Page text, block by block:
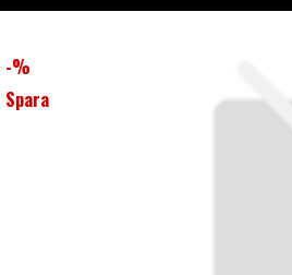
-%
Spara